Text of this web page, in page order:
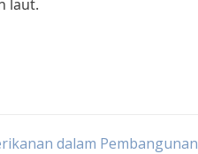
laut.
dalam Pembangunan